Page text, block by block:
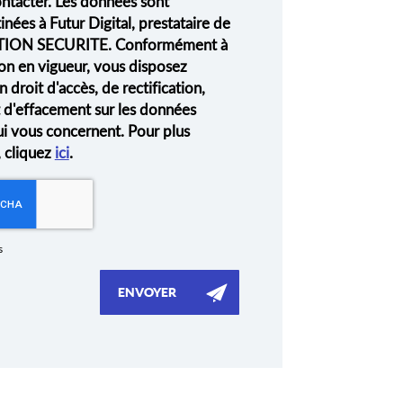
à Futur Digital, prestataire de
SECURITE. Conformément à
en vigueur, vous disposez
droit d'accès, de rectification,
sur les données
vous concernent. Pour plus
cliquez ici.